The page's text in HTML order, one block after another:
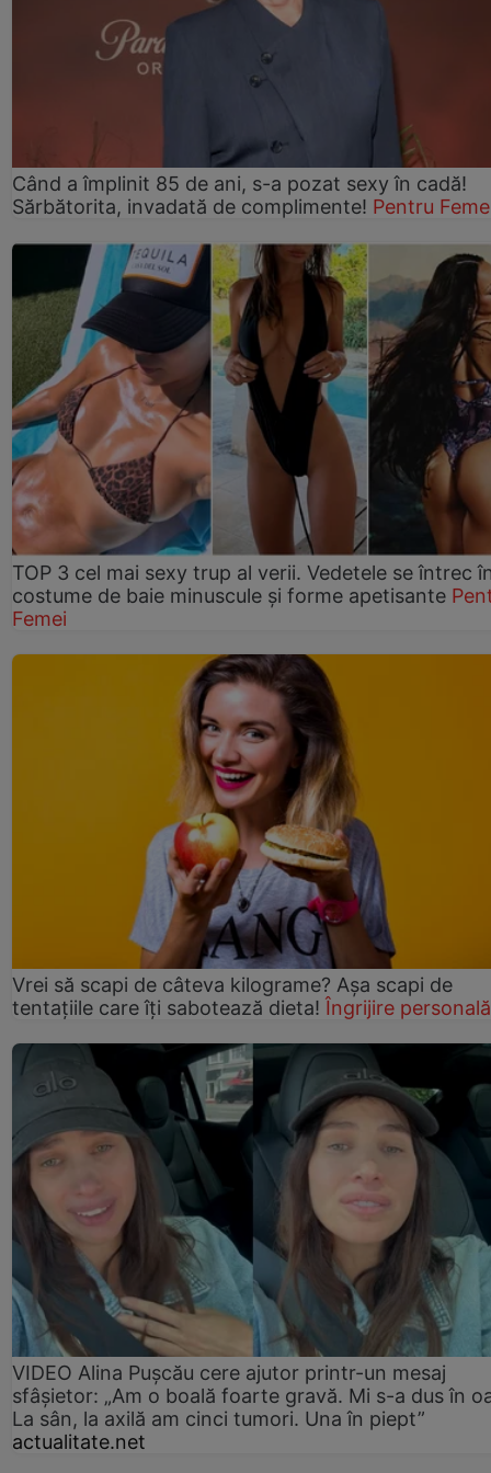
Când a împlinit 85 de ani, s-a pozat sexy în cadă!
Sărbătorita, invadată de complimente! Pentru
TOP 3 cel mai sexy trup al verii. Vedetele se întrec
costume de baie minuscule și forme apetisante
Femei
Vrei să scapi de câteva kilograme? Așa scapi de
tentațiile care îți sabotează dieta! Îngrijire personală
VIDEO Alina Pușcău cere ajutor printr-un mesaj
sfâșietor: „Am o boală foarte gravă. Mi s-a dus în
La sân, la axilă am cinci tumori. Una în piept”
actualitate.net